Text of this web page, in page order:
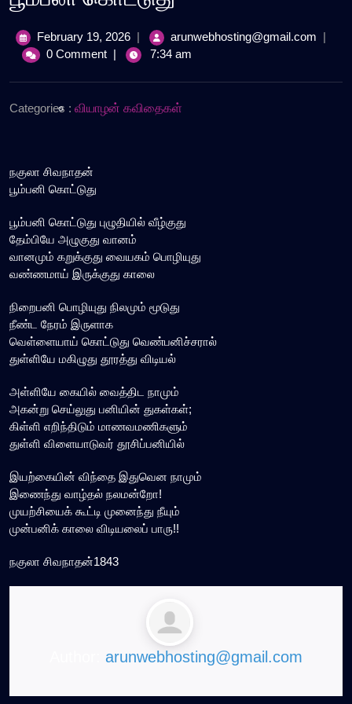
February 19, 2026February
19,
| arunwebhosting@gmail.comபூம்பனி
|
0 Comment | 7:34 am
Categories : வியாழன் கவிதைகள்
நகுலா சிவநாதன்
பூம்பனி கொட்டுது
பூம்பனி கொட்டுது புழுதியில் வீழ்குது
தேம்பியே அழுகுது வானம்
வானமும் கறுக்குது வையகம் பொழியுது
வண்ணமாய் இருக்குது காலை
நிறைபனி பொழியுது நிலமும் மூடுது
நீண்ட நேரம் இருளாக
வெள்ளையாய் கொட்டுது வெண்பனிச்சரால்
துள்ளியே மகிழுது தூரத்து விடியல்
அள்ளியே கையில் வைத்திட நாமும்
அகன்று செய்லுது பனியின் துகள்கள்;
கிள்ளி எறிந்திடும் மாணவமணிகளும்
துள்ளி விளையாடுவர் தூசிப்பனியில்
இயற்கையின் விந்தை இதுவென நாமும்
இணைந்து வாழ்தல் நலமன்றோ!
முயற்சியைக் கூட்டி முனைந்து நீயும்
முன்பனிக் காலை விடியலைப் பாரு!!
நகுலா சிவநாதன்1843
arunwebhosting@gmail.com